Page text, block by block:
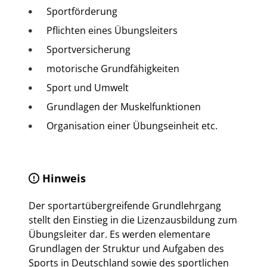
Sportförderung
Pflichten eines Übungsleiters
Sportversicherung
motorische Grundfähigkeiten
Sport und Umwelt
Grundlagen der Muskelfunktionen
Organisation einer Übungseinheit etc.
Hinweis
Der sportartübergreifende Grundlehrgang
stellt den Einstieg in die Lizenzausbildung zum
Übungsleiter dar. Es werden elementare
Grundlagen der Struktur und Aufgaben des
Sports in Deutschland sowie des sportlichen